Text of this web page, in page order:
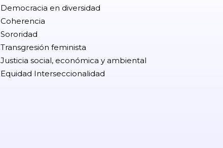
Democracia en diversidad
Coherencia
Sororidad
Transgresión feminista
Justicia social, económica y ambiental
Equidad Interseccionalidad